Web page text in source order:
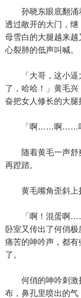
孙晓东眼底翻涌
透过敞开的大门，继
母雪白的大腿越来
心裂肺的低声叫喊。
「大哥，这小逼
了，哈哈！」黄毛兴
奋把女人修长的大腿
「啊……啊……呜
随着黄毛一声舒
再蹬踏。
黄毛嘴角歪斜上扬
「啊！混蛋啊
卧室又传出了何俏极
痛苦的呻吟声，都
了。
何俏的呻吟刺激
布，鼻孔里喷出的气